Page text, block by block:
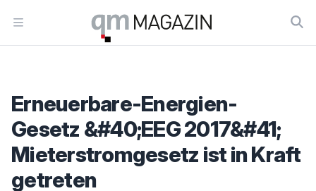
Open menu
Workflow
Erneuerbare-Energien-
Gesetz &#40;EEG 2017&#41;
Mieterstromgesetz ist in Kraft
getreten